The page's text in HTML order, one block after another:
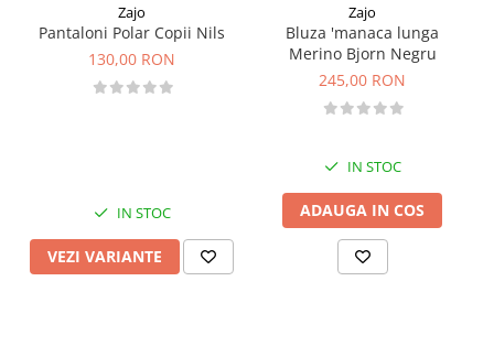
Zajo
Pantaloni Polar Copii Nils
130,00 RON
IN STOC
VEZI VARIANTE
Zajo
Bluza 'manaca lunga
Merino Bjorn Negru
245,00 RON
IN STOC
ADAUGA IN COS